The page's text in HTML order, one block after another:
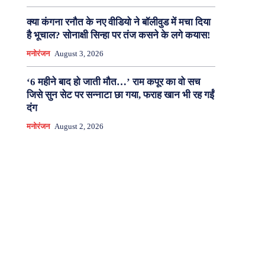
क्या कंगना रनौत के नए वीडियो ने बॉलीवुड में मचा दिया
है भूचाल? सोनाक्षी सिन्हा पर तंज कसने के लगे कयास!
मनोरंजन August 3, 2026
‘6 महीने बाद हो जाती मौत…’ राम कपूर का वो सच
जिसे सुन सेट पर सन्नाटा छा गया, फराह खान भी रह गईं
दंग
मनोरंजन August 2, 2026